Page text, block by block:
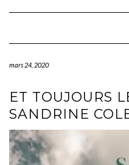
mars 24, 2020
ET TOUJOURS
SANDRINE